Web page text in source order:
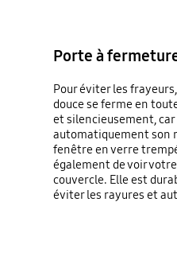
Porte à
Pour éviter les
douce se ferme en
et silencieusement,
automatiquement son
fenêtre en verre
également de voir
couvercle. Elle est
éviter les rayures et